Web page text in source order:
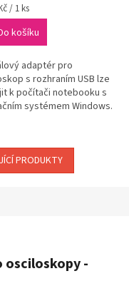
/ 1 ks
košíku
adaptér pro
s rozhraním USB lze
k počítači notebooku s
systémem Windows.
PRODUKTY
osciloskopy -